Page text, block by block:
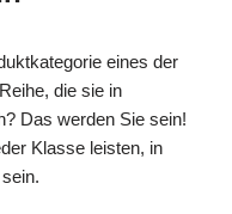
eines der
die sie in
Das werden Sie sein!
Klasse leisten, in